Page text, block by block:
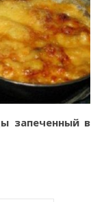
запеченный в